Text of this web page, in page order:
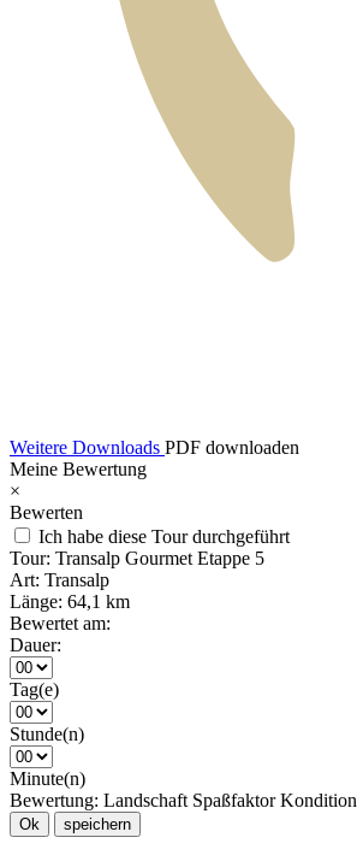
Weitere Downloads PDF downloaden
Meine Bewertung
×
Bewerten
Ich habe diese Tour durchgeführt
Tour: Transalp Gourmet Etappe 5
Art: Transalp
Länge: 64,1 km
Bewertet am:
Dauer:
Tag(e)
Stunde(n)
Minute(n)
Bewertung: Landschaft Spaßfaktor Kondition
Ok speichern